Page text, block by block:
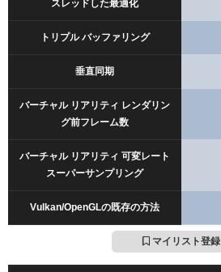
スレッドした最適化
トリプル バッファリング
垂直同期
バーチャル リアリティ レンダリン
グ前フレーム数
バーチャル リアリティ 可変レート
スーパーサンプリング
Vulkan/OpenGLの既存の方法
マイリスト登録